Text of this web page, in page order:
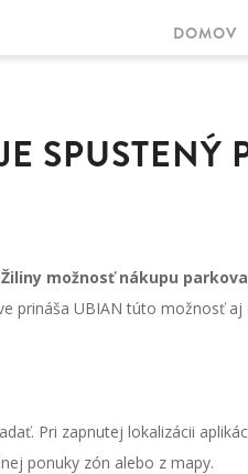
MAIN
DOMOV
SPUSTENÝ
možnosť nákupu
prináša UBIAN túto možnosť
Pri zapnutej lokalizácii
ponuky zón alebo z mapy.